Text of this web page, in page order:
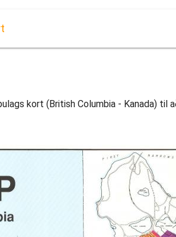
kort (British Columbia - Kanada) til